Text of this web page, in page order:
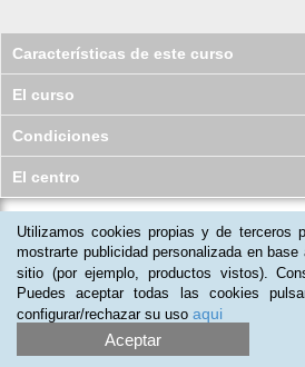
Características de este curso
El curso
Condiciones
El centro
Utilizamos cookies propias y de terceros
mostrarte publicidad personalizada en
sitio (por ejemplo, productos vistos).
Puedes aceptar todas las cookies
configurar/rechazar su uso aqui
Aceptar